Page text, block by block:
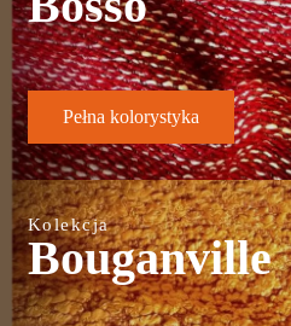
Pełna kolorystyka
Kolekcja
Bouganville